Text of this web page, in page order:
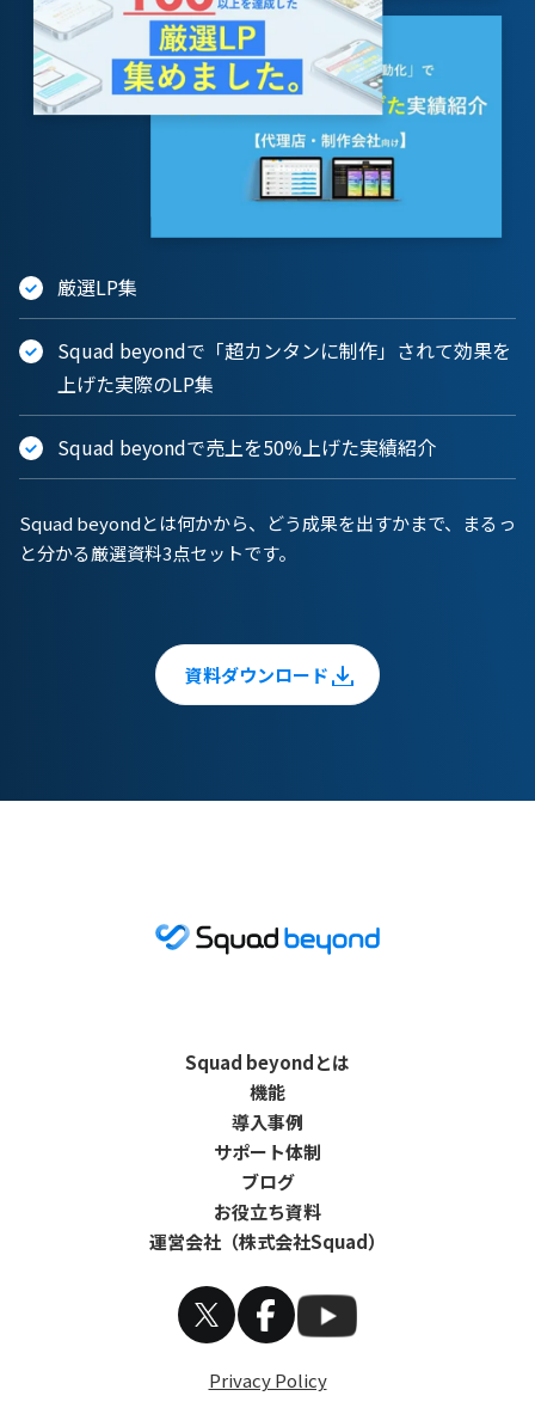
厳選LP集
Squad beyondで「超カンタンに制作」されて効果を
上げた実際のLP集
Squad beyondで売上を50%上げた実績紹介
Squad beyondとは何かから、どう成果を出すかまで、まるっ
と分かる厳選資料3点セットです。
資料ダウンロード
Squad beyondとは
機能
導入事例
サポート体制
ブログ
お役立ち資料
運営会社（株式会社Squad）
Privacy Policy